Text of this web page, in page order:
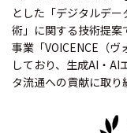
とした「デジタルデ
術」に関する技術提
事業「VOICENCE（ヴ
しており、生成AI・
タ流通への貢献に取り